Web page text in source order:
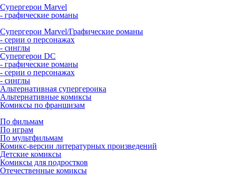
Супергерои Marvel
- графические романы
Супергерои Marvel/Графические романы
- серии о персонажах
- синглы
Супергерои DC
- графические романы
- серии о персонажах
- синглы
Альтернативная супергероика
Альтернативные комиксы
Комиксы по франшизам
По фильмам
По играм
По мультфильмам
Комикс-версии литературных произведений
Детские комиксы
Комиксы для подростков
Отечественные комиксы